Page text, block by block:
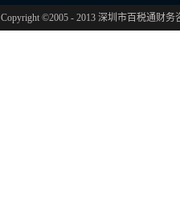
Copyright ©2005 - 2013 深圳市百税通财务